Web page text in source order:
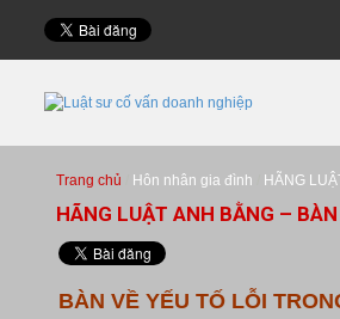
Trang chủ Hôn nhân gia đình HÃNG
HÃNG LUẬT ANH BẰNG –
BÀN VỀ YẾU TỐ LỖI